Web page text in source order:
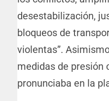
desestabilización,
bloqueos de
violentas”.
medidas de presión
pronunciaba en la